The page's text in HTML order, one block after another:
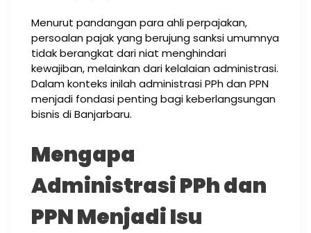
Menurut pandangan para ahli perpajakan,
persoalan pajak yang berujung sanksi umumnya
tidak berangkat dari niat menghindari
kewajiban, melainkan dari kelalaian administrasi.
Dalam konteks inilah administrasi PPh dan PPN
menjadi fondasi penting bagi keberlangsungan
bisnis di Banjarbaru.
Mengapa
Administrasi PPh dan
PPN Menjadi Isu